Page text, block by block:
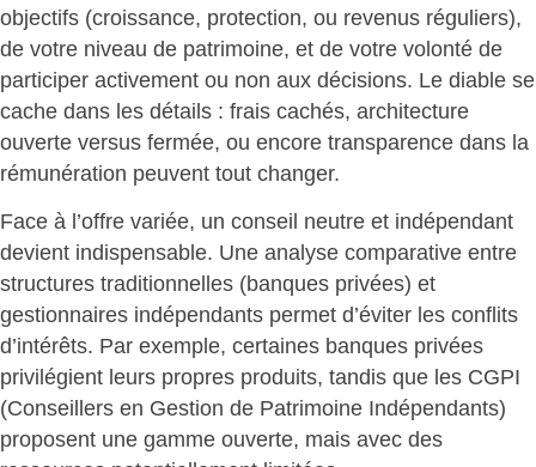
objectifs (croissance, protection, ou revenus réguliers),
de votre niveau de patrimoine, et de votre volonté de
participer activement ou non aux décisions. Le diable se
cache dans les détails : frais cachés, architecture
ouverte versus fermée, ou encore transparence dans la
rémunération peuvent tout changer.
Face à l’offre variée, un conseil neutre et indépendant
devient indispensable. Une analyse comparative entre
structures traditionnelles (banques privées) et
gestionnaires indépendants permet d’éviter les conflits
d’intérêts. Par exemple, certaines banques privées
privilégient leurs propres produits, tandis que les CGPI
(Conseillers en Gestion de Patrimoine Indépendants)
proposent une gamme ouverte, mais avec des